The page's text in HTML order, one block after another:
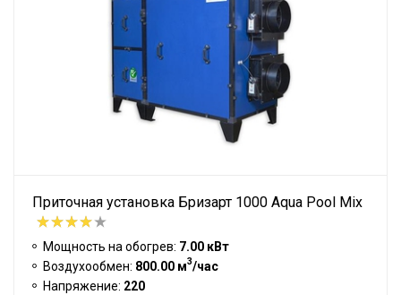
Приточная установка Бризарт 1000 Aqua Pool Mix
Мощность на обогрев: 7.00 кВт
Воздухообмен: 800.00 м3/час
Напряжение: 220